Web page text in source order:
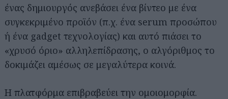
ένας δημιουργός ανεβάσει ένα βίντεο με ένα
συγκεκριμένο προϊόν (π.χ. ένα serum προσώπου
ή ένα gadget τεχνολογίας) και αυτό πιάσει το
«χρυσό όριο» αλληλεπίδρασης, ο αλγόριθμος το
δοκιμάζει αμέσως σε μεγαλύτερα κοινά.
Η πλατφόρμα επιβραβεύει την ομοιομορφία.